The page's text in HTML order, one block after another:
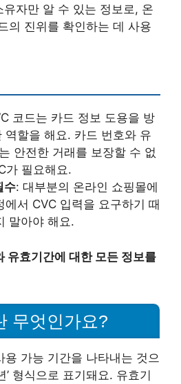
자만 알 수 있는 정보로, 온
의 진위를 확인하는 데 사용
코드는 카드 정보 도용을 방
역할을 해요. 카드 번호와 유
안전한 거래를 보장할 수 없
가 필요해요.
수: 대부분의 온라인 쇼핑몰에
에서 CVC 입력을 요구하기 때
말아야 해요.
유효기간에 대한 모든 정보를
무엇인가요?
용 가능 기간을 나타내는 것으
’ 형식으로 표기돼요. 유효기